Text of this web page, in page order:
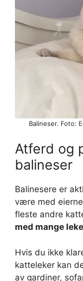
Balineser. Foto:
Atferd og
balineser
Balinesere er
være med
fleste andre
med mange
Hvis du ikke
katteleker kan
av gardiner,